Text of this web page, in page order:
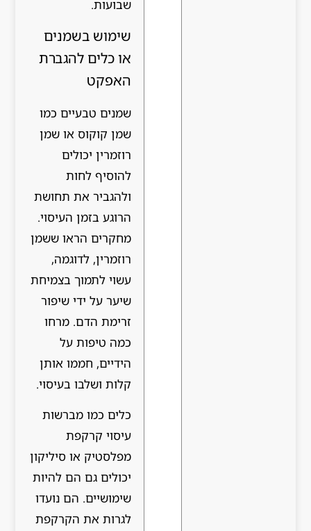
שבועות.
שימוש בשמנים
או כלים להגברת
האפקט
שמנים טבעיים כמו
שמן קוקוס או שמן
רוזמרין יכולים
להוסיף לחות
ולהגביר את תחושת
הרוגע בזמן העיסוי.
מחקרים הראו ששמן
רוזמרין, לדוגמה,
עשוי לתמוך בצמיחת
שיער על ידי שיפור
זרימת הדם. מרחו
כמה טיפות על
הידיים, חממו אותן
קלות ושלבו בעיסוי.
כלים כמו מברשות
עיסוי קרקפת
מפלסטיק או סיליקון
יכולים גם הם להיות
שימושיים. הם נועדו
לגרות את הקרקפת